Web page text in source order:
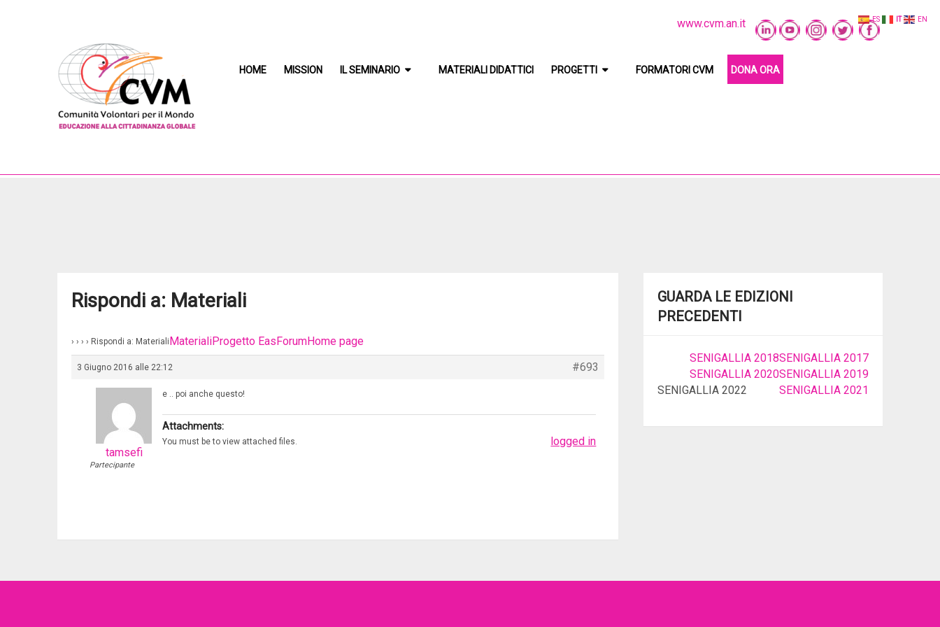
www.cvm.an.it
HOME MISSION IL SEMINARIO MATERIALI DIDATTICI PROGETTI FORMATORI CVM DONA ORA
Rispondi a: Materiali
Home page
› Forum
› Progetto Eas
› Materiali
› Rispondi a: Materiali
3 Giugno 2016 alle 22:12 #693
tamsefi
Partecipante
e .. poi anche questo!
Attachments:
You must be logged in
to view attached files.
GUARDA LE EDIZIONI
PRECEDENTI
SENIGALLIA 2017
SENIGALLIA 2018
SENIGALLIA 2019
SENIGALLIA 2020
SENIGALLIA 2021
SENIGALLIA 2022
EN
IT
ES